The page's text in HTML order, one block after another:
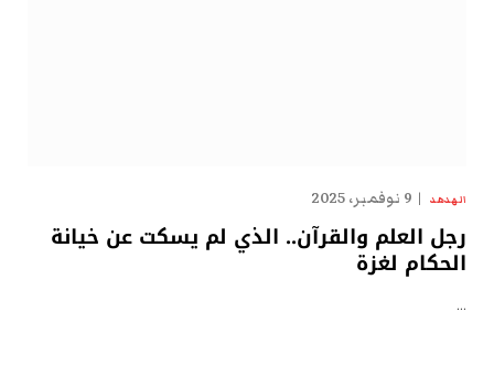
الهدهد 9 نوفمبر، 2025
رجل العلم والقرآن.. الذي لم يسكت عن خيانة
الحكام لغزة
…